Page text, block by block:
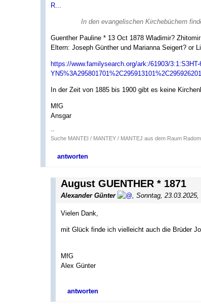
R...
In den evangelischen Kirchebüchern
Guenther Pauline * 13 Oct 1878 Wladimir? Zhitomir
Eltern: Joseph Günther und Marianna Seigert? or
https://www.familysearch.org/ark:/61903/
In der Zeit von 1885 bis 1900 gibt es keine
MfG
Ansgar
--
Suche MANTEI / MANTEY / MANTEJ aus dem Raum
antworten
August GUENTHER * 1871
Alexander Günter , Sonntag, 23.03.2025,
Vielen Dank,
mit Glück finde ich vielleicht auch die Brüder
MfG
Alex Günter
antworten